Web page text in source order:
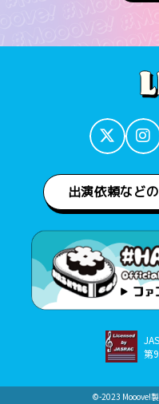
出演依頼など
第
©︎-2023 Mooove!